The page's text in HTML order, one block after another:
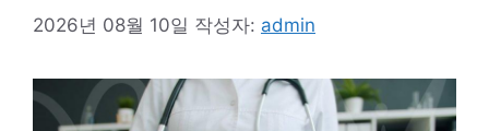
2026년 08월 10일 작성자: admin